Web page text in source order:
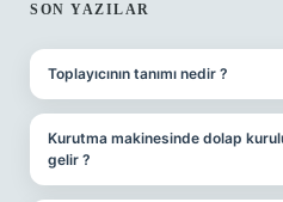
SIDEBAR
SON YAZILAR
Toplayıcının tanımı nedir ?
Kurutma makinesinde dolap
gelir ?